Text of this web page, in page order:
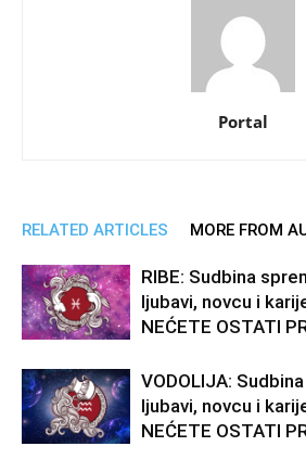
Portal
RELATED ARTICLES MORE FROM
RIBE: Sudbina
ljubavi, novcu i
NEĆETE OSTATI
VODOLIJA:
ljubavi, novcu i
NEĆETE OSTATI